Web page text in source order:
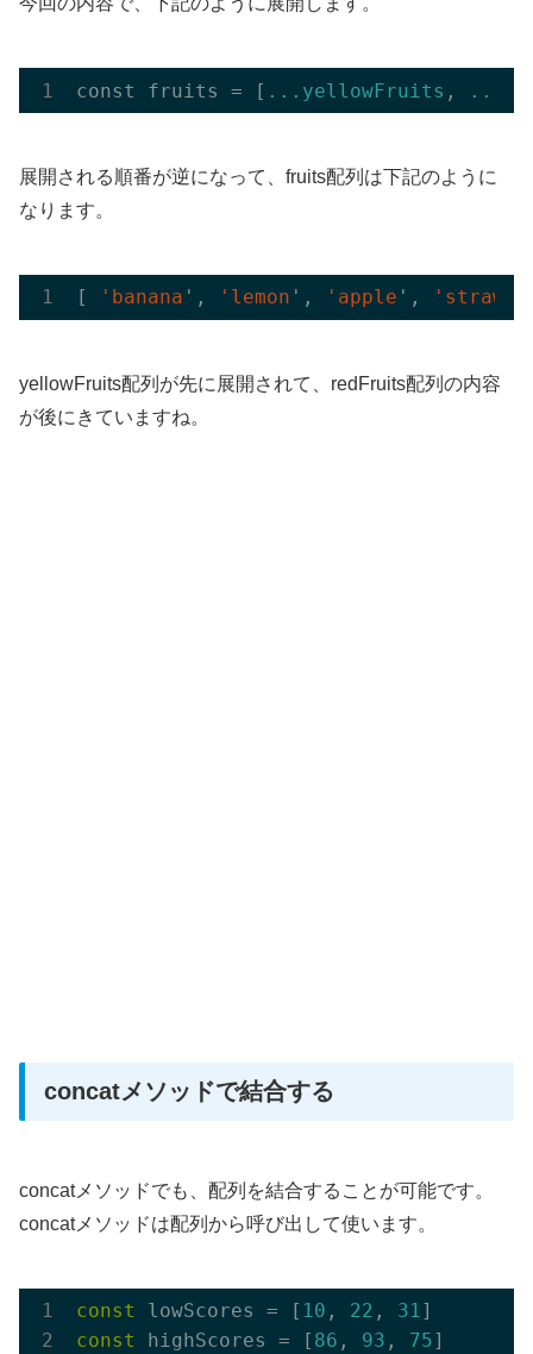
const fruits = [ ...yellowFruits ,
展開される順番が逆になって、fruits配列は下記のように
なります。
[ 'banana ', 'lemon ', 'apple ',
yellowFruits配列が先に展開されて、redFruits配列の内容
が後にきていますね。
concatメソッドで結合する
concatメソッドでも、配列を結合することが可能です。
concatメソッドは配列から呼び出して使います。
const lowScores = [ 10 , 22 , 31
const
highScores = [ 86 , 93 , 75